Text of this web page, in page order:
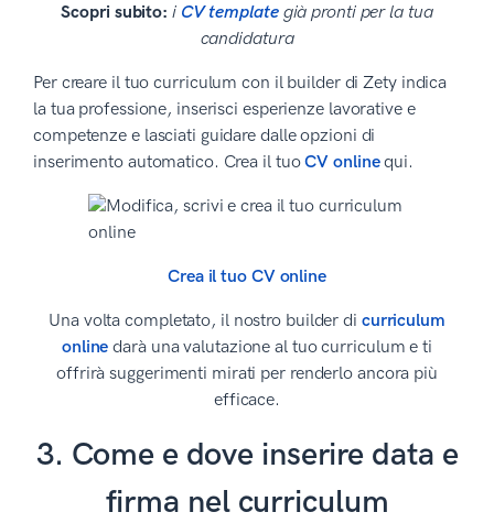
Scopri subito: i CV templategià pronti per la tua
candidatura
Per creare il tuo curriculum con il builder di Zety indica
la tua professione, inserisci esperienze lavorative e
competenze e lasciati guidare dalle opzioni di
inserimento automatico. Crea il tuo CV onlinequi.
Crea il tuo CV online
Una volta completato, il nostro builder di curriculum
online darà una valutazione al tuo curriculum e ti
offrirà suggerimenti mirati per renderlo ancora più
efficace.
3. Come e dove inserire data e
firma nel curriculum